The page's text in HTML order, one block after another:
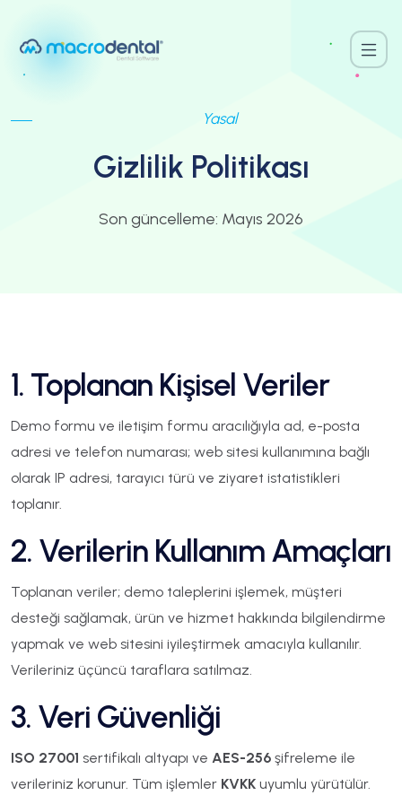
Yasal
Gizlilik Politikası
Son güncelleme: Mayıs 2026
1. Toplanan Kişisel Veriler
Demo formu ve iletişim formu aracılığıyla ad, e-posta
adresi ve telefon numarası; web sitesi kullanımına bağlı
olarak IP adresi, tarayıcı türü ve ziyaret istatistikleri
toplanır.
2. Verilerin Kullanım Amaçları
Toplanan veriler; demo taleplerini işlemek, müşteri
desteği sağlamak, ürün ve hizmet hakkında bilgilendirme
yapmak ve web sitesini iyileştirmek amacıyla kullanılır.
Verileriniz üçüncü taraflara satılmaz.
3. Veri Güvenliği
ISO 27001 sertifikalı altyapı ve AES-256 şifreleme ile
verileriniz korunur. Tüm işlemler KVKK uyumlu yürütülür.